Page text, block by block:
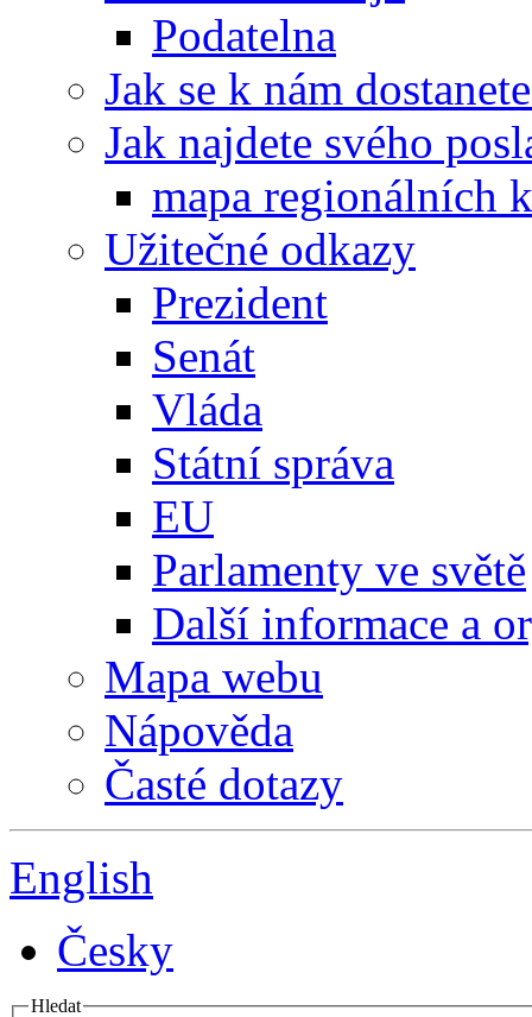
Podatelna
Jak se k nám
Jak najdete svého
mapa regionálních
Užitečné odkazy
Prezident
Senát
Vláda
Státní správa
EU
Parlamenty ve světě
Další informace a
Mapa webu
Nápověda
Časté dotazy
English
Česky
Hledat